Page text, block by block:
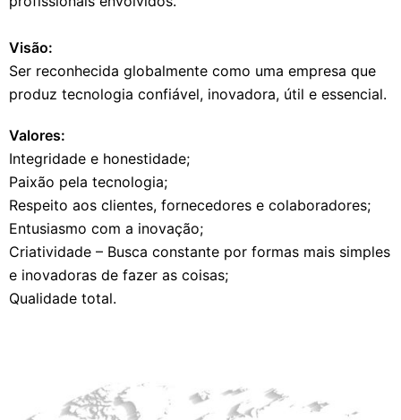
Visão:
Ser reconhecida globalmente como uma empresa que
produz tecnologia confiável, inovadora, útil e essencial.
Valores:
Integridade e honestidade;
Paixão pela tecnologia;
Respeito aos clientes, fornecedores e colaboradores;
Entusiasmo com a inovação;
Criatividade – Busca constante por formas mais simples
e inovadoras de fazer as coisas;
Qualidade total.